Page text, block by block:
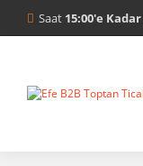
Saat 15:00'e Kadar